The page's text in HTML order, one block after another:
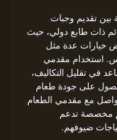
بين تقديم وجبات
ذات طابع دولي، حيث
خيارات عدة مثل
استخدام مقدمي
في تقليل التكاليف،
على جودة طعام
مع مقدمي الطعام
مخصصة تدعم
ضيوفهم.